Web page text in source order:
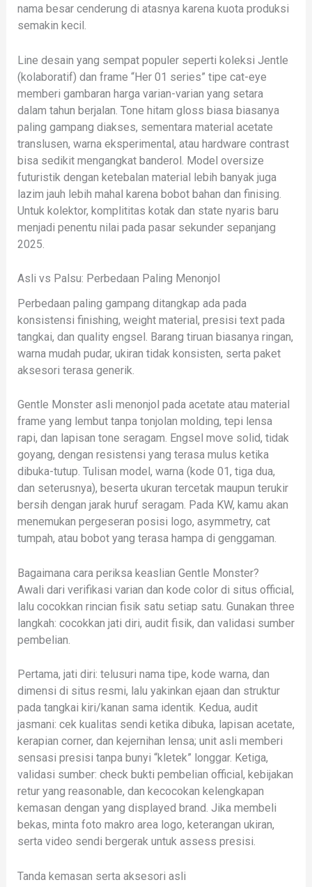
nama besar cenderung di atasnya karena kuota produksi
semakin kecil.
Line desain yang sempat populer seperti koleksi Jentle
(kolaboratif) dan frame “Her 01 series” tipe cat-eye
memberi gambaran harga varian-varian yang setara
dalam tahun berjalan. Tone hitam gloss biasa biasanya
paling gampang diakses, sementara material acetate
translusen, warna eksperimental, atau hardware contrast
bisa sedikit mengangkat banderol. Model oversize
futuristik dengan ketebalan material lebih banyak juga
lazim jauh lebih mahal karena bobot bahan dan finising.
Untuk kolektor, komplititas kotak dan state nyaris baru
menjadi penentu nilai pada pasar sekunder sepanjang
2025.
Asli vs Palsu: Perbedaan Paling Menonjol
Perbedaan paling gampang ditangkap ada pada
konsistensi finishing, weight material, presisi text pada
tangkai, dan quality engsel. Barang tiruan biasanya ringan,
warna mudah pudar, ukiran tidak konsisten, serta paket
aksesori terasa generik.
Gentle Monster asli menonjol pada acetate atau material
frame yang lembut tanpa tonjolan molding, tepi lensa
rapi, dan lapisan tone seragam. Engsel move solid, tidak
goyang, dengan resistensi yang terasa mulus ketika
dibuka-tutup. Tulisan model, warna (kode 01, tiga dua,
dan seterusnya), beserta ukuran tercetak maupun terukir
bersih dengan jarak huruf seragam. Pada KW, kamu akan
menemukan pergeseran posisi logo, asymmetry, cat
tumpah, atau bobot yang terasa hampa di genggaman.
Bagaimana cara periksa keaslian Gentle Monster?
Awali dari verifikasi varian dan kode color di situs official,
lalu cocokkan rincian fisik satu setiap satu. Gunakan three
langkah: cocokkan jati diri, audit fisik, dan validasi sumber
pembelian.
Pertama, jati diri: telusuri nama tipe, kode warna, dan
dimensi di situs resmi, lalu yakinkan ejaan dan struktur
pada tangkai kiri/kanan sama identik. Kedua, audit
jasmani: cek kualitas sendi ketika dibuka, lapisan acetate,
kerapian corner, dan kejernihan lensa; unit asli memberi
sensasi presisi tanpa bunyi “kletek” longgar. Ketiga,
validasi sumber: check bukti pembelian official, kebijakan
retur yang reasonable, dan kecocokan kelengkapan
kemasan dengan yang displayed brand. Jika membeli
bekas, minta foto makro area logo, keterangan ukiran,
serta video sendi bergerak untuk assess presisi.
Tanda kemasan serta aksesori asli